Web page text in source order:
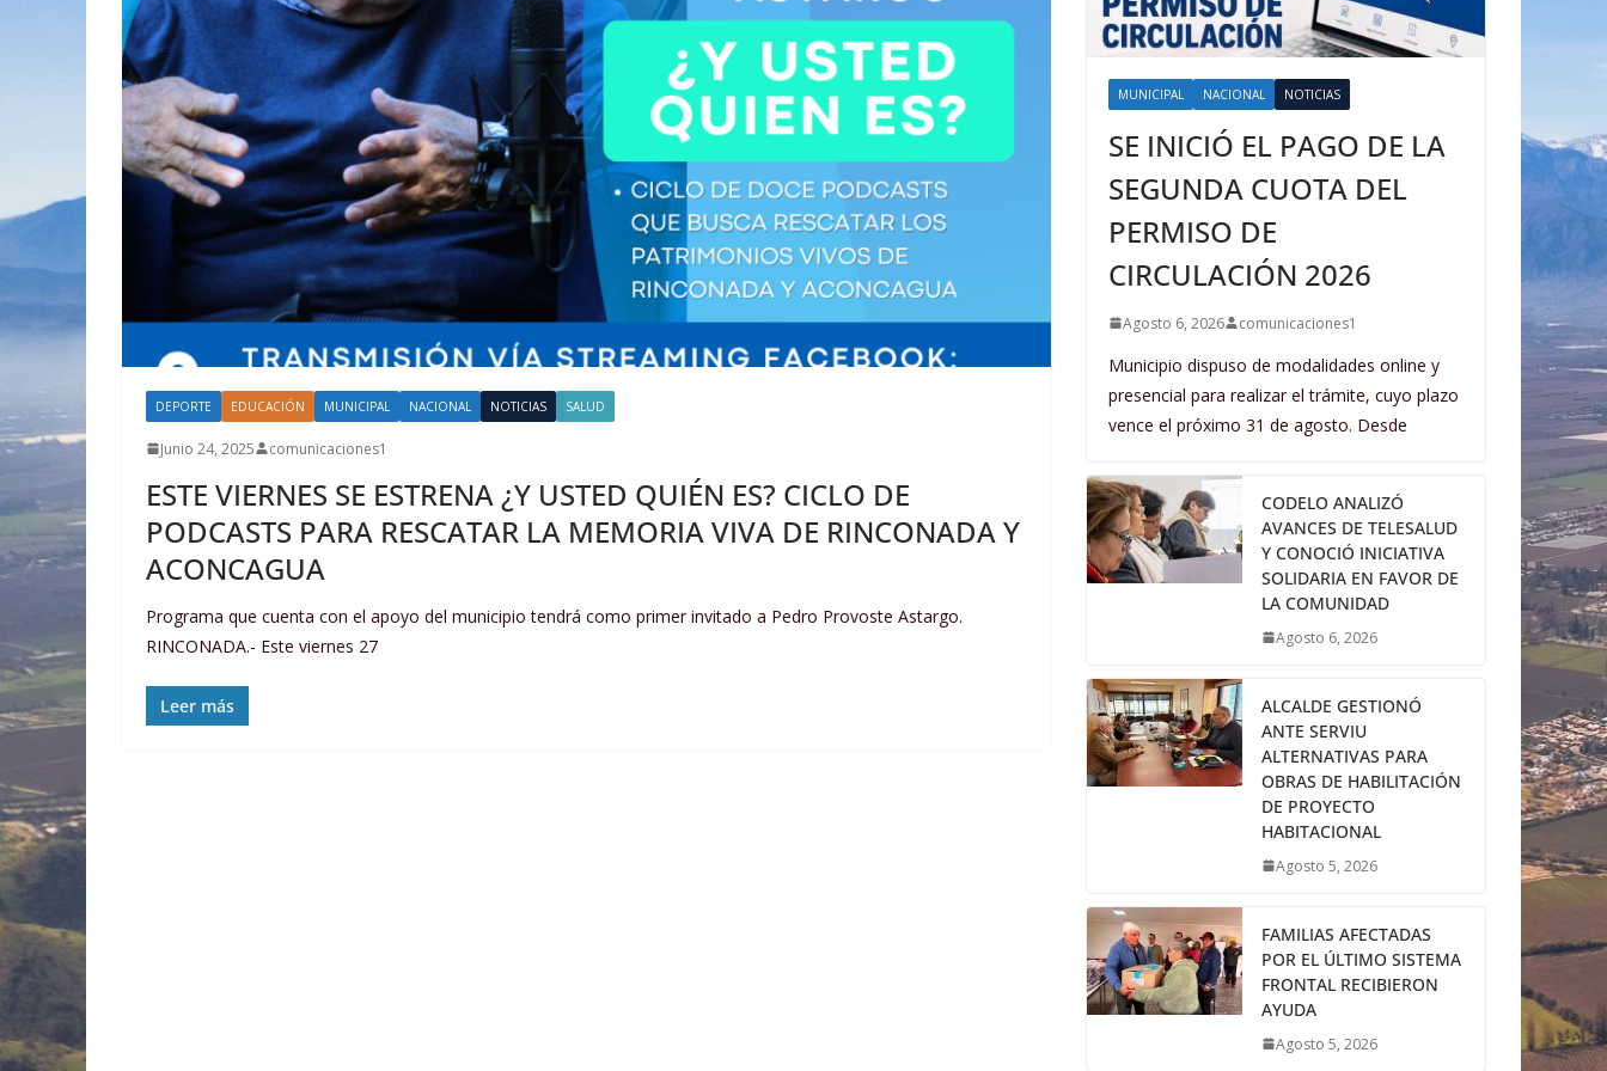
DEPORTE EDUCACIÓN MUNICIPAL NACIONAL NOTICIAS SALUD
Junio 24, 2025 comunicaciones1
ESTE VIERNES SE ESTRENA ¿Y USTED QUIÉN ES? CICLO DE
PODCASTS PARA RESCATAR LA MEMORIA VIVA DE RINCONADA Y
ACONCAGUA
Programa que cuenta con el apoyo del municipio tendrá como primer invitado a Pedro Provoste Astargo.
RINCONADA.- Este viernes 27
Leer más
MUNICIPAL NACIONAL NOTICIAS
SE INICIÓ EL PAGO DE LA
SEGUNDA CUOTA DEL
PERMISO DE
CIRCULACIÓN 2026
Agosto 6, 2026 comunicaciones1
Municipio dispuso de modalidades online y
presencial para realizar el trámite, cuyo plazo
vence el próximo 31 de agosto. Desde
CODELO ANALIZÓ
AVANCES DE TELESALUD
Y CONOCIÓ INICIATIVA
SOLIDARIA EN FAVOR DE
LA COMUNIDAD
Agosto 6, 2026
ALCALDE GESTIONÓ
ANTE SERVIU
ALTERNATIVAS PARA
OBRAS DE HABILITACIÓN
DE PROYECTO
HABITACIONAL
Agosto 5, 2026
FAMILIAS AFECTADAS
POR EL ÚLTIMO SISTEMA
FRONTAL RECIBIERON
AYUDA
Agosto 5, 2026